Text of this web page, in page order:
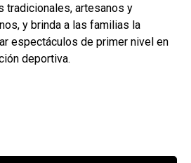
tradicionales, artesanos y
y brinda a las familias la
espectáculos de primer nivel en
deportiva.